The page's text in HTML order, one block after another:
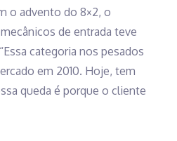
o advento do 8×2, o
de entrada teve
categoria nos pesados
em 2010. Hoje, tem
queda é porque o cliente